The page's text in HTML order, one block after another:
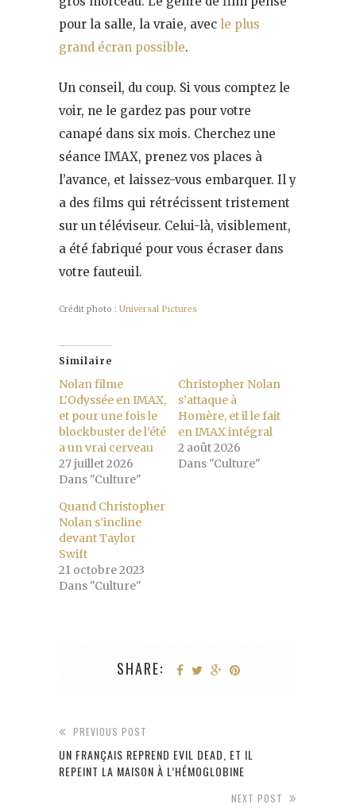
pour la salle, la vraie, avec le plus
grand écran possible.
Un conseil, du coup. Si vous comptez le
voir, ne le gardez pas pour votre
canapé dans six mois. Cherchez une
séance IMAX, prenez vos places à
l’avance, et laissez-vous embarquer. Il y
a des films qui rétrécissent tristement
sur un téléviseur. Celui-là, visiblement,
a été fabriqué pour vous écraser dans
votre fauteuil.
Crédit photo : Universal Pictures
Similaire
Nolan filme
L’Odyssée en IMAX,
et pour une fois le
blockbuster de l’été
a un vrai cerveau
27 juillet 2026
Dans "Culture"
Christopher Nolan
s’attaque à
Homère, et il le fait
en IMAX intégral
2 août 2026
Dans "Culture"
Quand Christopher
Nolan s’incline
devant Taylor
Swift
21 octobre 2023
Dans "Culture"
SHARE:
PREVIOUS POST
UN FRANÇAIS REPREND EVIL DEAD, ET IL
REPEINT LA MAISON À L’HÉMOGLOBINE
NEXT POST